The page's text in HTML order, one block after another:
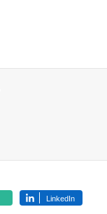
LinkedIn